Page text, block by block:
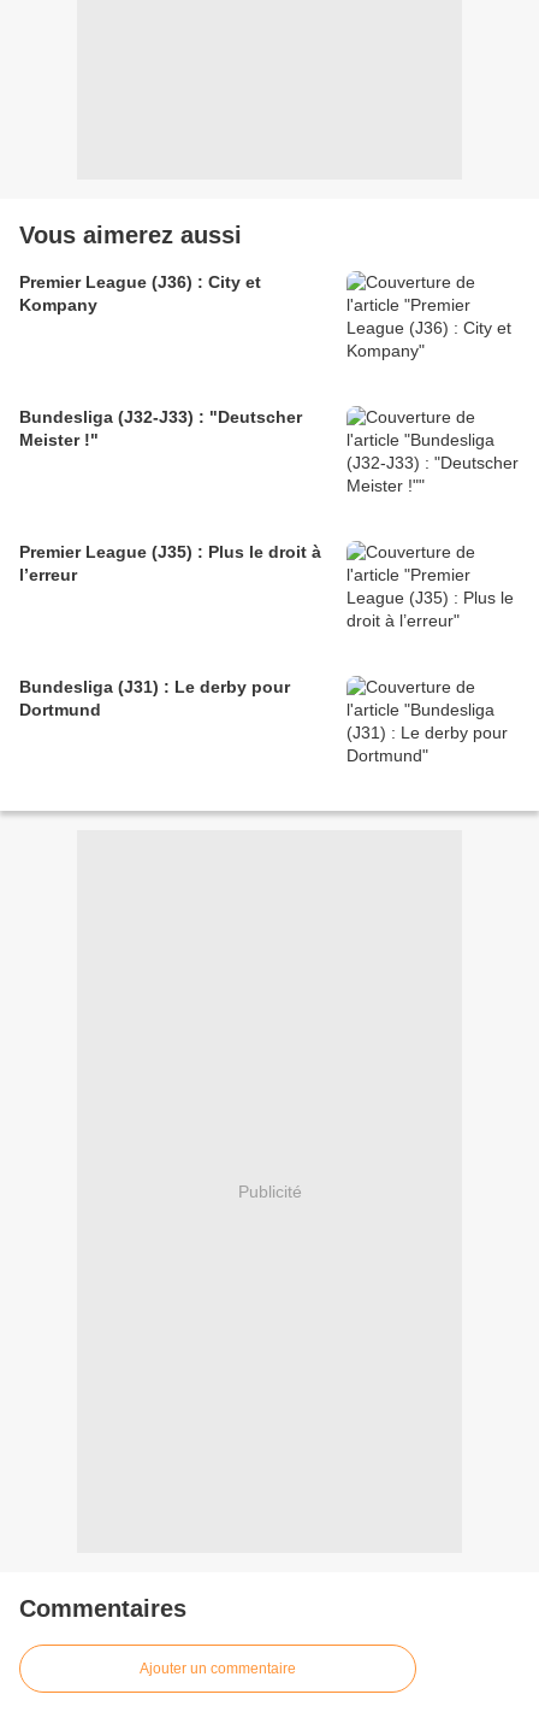
Vous aimerez aussi
Premier League (J36) : City et
Kompany
Bundesliga (J32-J33) : "Deutscher
Meister !"
Premier League (J35) : Plus le droit à
l’erreur
Bundesliga (J31) : Le derby pour
Dortmund
Publicité
Commentaires
Ajouter un commentaire